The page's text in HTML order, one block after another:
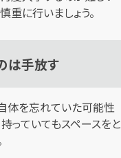
重に行いましょう。
は手放す
体を忘れていた可能性
っていてもスペースをと